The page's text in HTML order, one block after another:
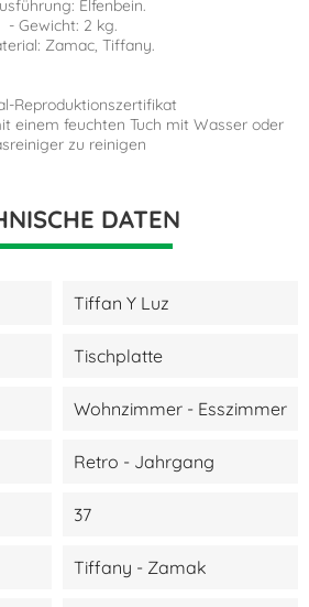
Elfenbein.
- Gewicht: 2 kg.
Zamac, Tiffany.
Reproduktionszertifikat
einem feuchten Tuch mit Wasser oder
zu reinigen
DATEN
Tiffan Y Luz
Tischplatte
Wohnzimmer - Esszimmer
Retro - Jahrgang
37
Tiffany - Zamak